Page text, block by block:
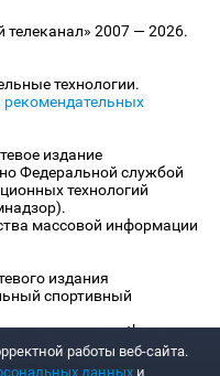
2007 — 2026.
технологии.
издание
Федеральной службой
технологий
массовой информации
издания
спортивный
«www.sportbox.ru»:
издания
работы веб-сайта.
данных и